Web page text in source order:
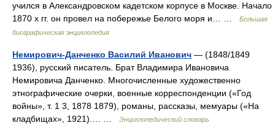
учился в Александровском кадетском корпусе в Москве. Начало
1870 х гг. он провел на побережье Белого моря и… …
Большая
биографическая энциклопедия
Немирович-Данченко Василий Иванович — (1848/1849
1936), русский писатель. Брат Владимира Ивановича
Немировича Данченко. Многочисленные художественно
этнографические очерки, военные корреспонденции («Год
войны», т. 1 3, 1878 1879), романы, рассказы, мемуары («На
кладбищах», 1921).… …
Энциклопедический словарь